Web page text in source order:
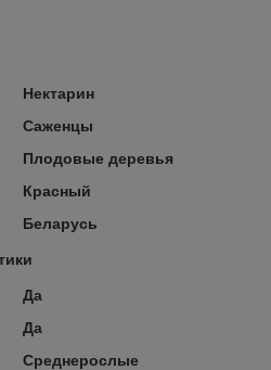
Нектарин
Саженцы
Плодовые деревья
Красный
Беларусь
Да
Да
Среднерослые